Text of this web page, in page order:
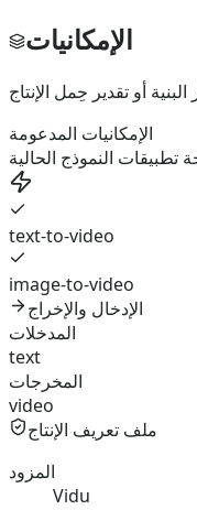
الإمكانيات
الإمكانيات المدعومة
text-to-video
image-to-video
الإدخال والإخراج
المدخلات
text
المخرجات
video
ملف تعريف الإنتاج
المزود
Vidu